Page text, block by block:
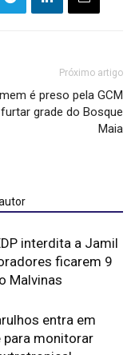
Próximo artigo
é preso pela GCM
grade do Bosque
Maia
interdita a Jamil
ficarem 9
Malvinas
entra em
para monitorar